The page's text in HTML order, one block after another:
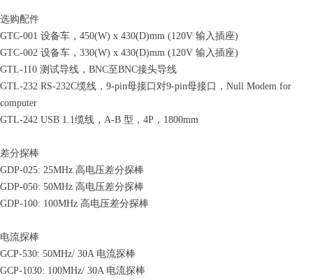
选购配件
GTC-001 设备车，450(W) x 430(D)mm (120V 输入插座)
GTC-002 设备车，330(W) x 430(D)mm (120V 输入插座)
GTL-110 测试导线，BNC至BNC接头导线
GTL-232 RS-232C缆线，9-pin母接口对9-pin母接口，Null Modem for
computer
GTL-242 USB 1.1缆线，A-B 型，4P，1800mm
差分探棒
GDP-025: 25MHz 高电压差分探棒
GDP-050: 50MHz 高电压差分探棒
GDP-100: 100MHz 高电压差分探棒
电流探棒
GCP-530: 50MHz/ 30A 电流探棒
GCP-1030: 100MHz/ 30A 电流探棒